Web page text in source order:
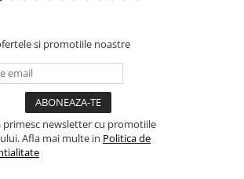
si promotiile noastre
primesc newsletter cu promotiile
Afla mai multe in Politica de